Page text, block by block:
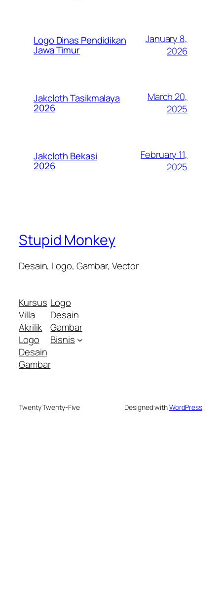
Logo Dinas Pendidikan
Jawa Timur
January 8,
2026
Jakcloth Tasikmalaya
2026
March 20,
2025
Jakcloth Bekasi
2026
February 11,
2025
Stupid Monkey
Desain, Logo, Gambar, Vector
Kursus
Villa
Akrilik
Logo
Desain
Gambar
Logo
Desain
Gambar
Bisnis
Twenty Twenty-Five Designed withWordPress